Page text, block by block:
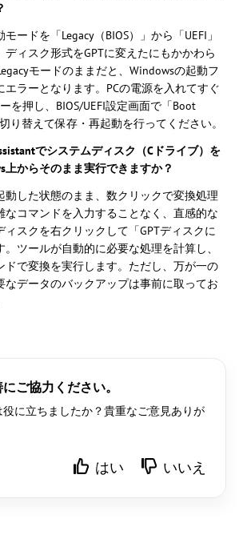
ードを「Legacy（BIOS）」から「UEFI」
ィスク形式をGPTに変えたにもかかわら
モードのままだと、Windowsの起動フ
エラーとなります。PCの電源を入れてすぐ
を押し、BIOS/UEFI設定画面で「Boot
り替えて保存・再起動を行ってください。
でシステムディスク（Cドライブ）を
上からそのまま実行できますか？
動した状態のまま、数クリックで変換処理
なコマンドを入力することなく、直感的な
スクを右クリックして「GPTディスクに
ツールが自動的に必要な処理を計算し、
ドで変換を実行します。ただし、万が一の
なデータのバックアップは事前に取ってお
ご協力ください。
に立ちましたか？貴重なご意見ありが
はい いいえ